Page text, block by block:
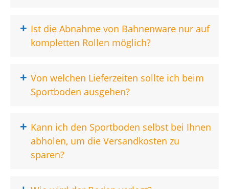
+ Ist die Abnahme von Bahnenware nur auf
kompletten Rollen möglich?
+ Von welchen Lieferzeiten sollte ich beim
Sportboden ausgehen?
+ Kann ich den Sportboden selbst bei Ihnen
abholen, um die Versandkosten zu
sparen?